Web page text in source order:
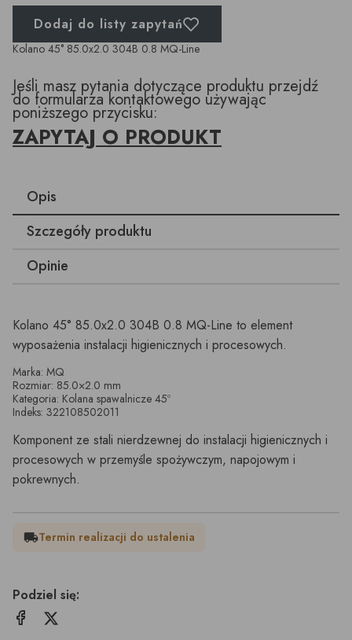
Dodaj do listy zapytań
Kolano 45° 85.0x2.0 304B 0.8 MQ-Line
Jeśli masz pytania dotyczące produktu przejdź
do formularza kontaktowego używając
poniższego przycisku:
ZAPYTAJ O PRODUKT
Opis
Szczegóły produktu
Opinie
Kolano 45° 85.0x2.0 304B 0.8 MQ-Line to element
wyposażenia instalacji higienicznych i procesowych.
Marka: MQ
Rozmiar: 85.0×2.0 mm
Kategoria: Kolana spawalnicze 45º
Indeks: 322108502011
Komponent ze stali nierdzewnej do instalacji higienicznych i
procesowych w przemyśle spożywczym, napojowym i
pokrewnych.
local_shippingTermin realizacji do ustalenia
Podziel się: